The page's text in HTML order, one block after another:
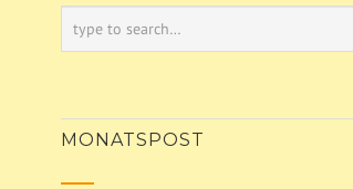
MONATSPOST